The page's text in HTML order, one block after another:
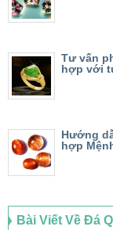
Tư vấn
hợp với
Hướng
hợp
Bài Viết Về Đá